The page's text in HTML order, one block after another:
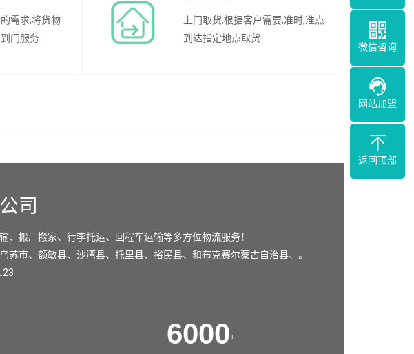
需求,将货物
门服务.
上门取货,根据客户需要,准时,准点
到达指定地点取货.
司
搬厂搬家、行李托运、回程车运输等多方位物流服务！
乌苏市、 额敏县、 沙湾县、 托里县、 裕民县、 和布克赛尔蒙古自治县、。
6000+
微信咨询
网站加盟
返回顶部